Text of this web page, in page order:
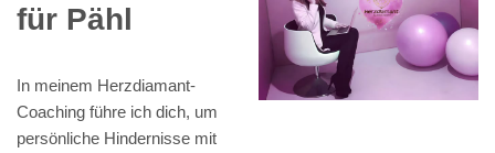
für Pähl
In meinem Herzdiamant-
Coaching führe ich dich, um
persönliche Hindernisse mit